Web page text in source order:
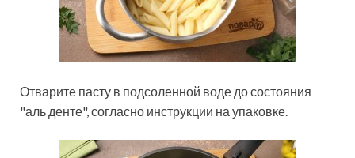
Отварите пасту в подсоленной воде до состояния
"аль денте", согласно инструкции на упаковке.